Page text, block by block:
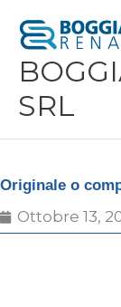
contenuto
SRL
Originale o
Ottobre 13,